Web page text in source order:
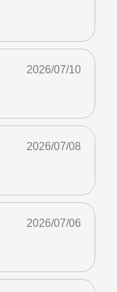
2026/07/10
2026/07/08
2026/07/06